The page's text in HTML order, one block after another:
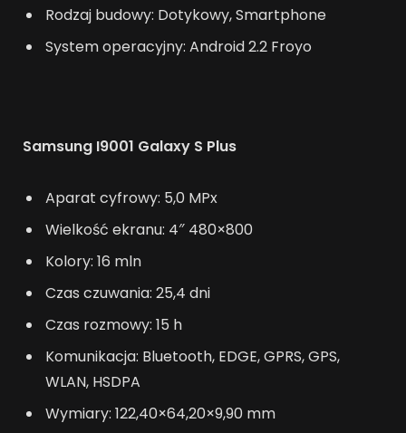
Rodzaj budowy: Dotykowy, Smartphone
System operacyjny: Android 2.2 Froyo
Samsung I9001 Galaxy S Plus
Aparat cyfrowy: 5,0 MPx
Wielkość ekranu: 4″ 480×800
Kolory: 16 mln
Czas czuwania: 25,4 dni
Czas rozmowy: 15 h
Komunikacja: Bluetooth, EDGE, GPRS, GPS,
WLAN, HSDPA
Wymiary: 122,40×64,20×9,90 mm